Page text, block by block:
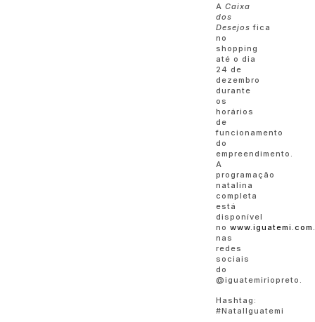
A Caixa
dos
Desejosfica
no
shopping
até o dia
24 de
dezembro
durante
os
horários
de
funcionamento
do
empreendimento.
A
programação
natalina
completa
está
disponível
no
nas
redes
sociais
do
@iguatemiriopreto.
Hashtag:
#NatalIguatemi